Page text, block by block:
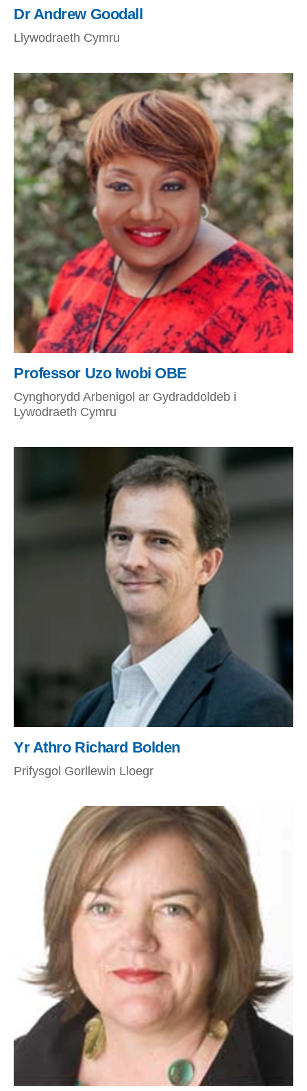
Dr Andrew Goodall
Llywodraeth Cymru
Professor Uzo Iwobi OBE
Cynghorydd Arbenigol ar Gydraddoldeb i
Lywodraeth Cymru
Yr Athro Richard Bolden
Prifysgol Gorllewin Lloegr